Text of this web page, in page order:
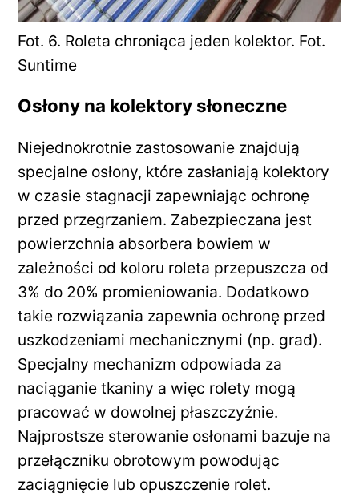
Fot. 6. Roleta chroniąca jeden kolektor. Fot.
Suntime
Osłony na kolektory słoneczne
Niejednokrotnie zastosowanie znajdują
specjalne osłony, które zasłaniają kolektory
w czasie stagnacji zapewniając ochronę
przed przegrzaniem. Zabezpieczana jest
powierzchnia absorbera bowiem w
zależności od koloru roleta przepuszcza od
3% do 20% promieniowania. Dodatkowo
takie rozwiązania zapewnia ochronę przed
uszkodzeniami mechanicznymi (np. grad).
Specjalny mechanizm odpowiada za
naciąganie tkaniny a więc rolety mogą
pracować w dowolnej płaszczyźnie.
Najprostsze sterowanie osłonami bazuje na
przełączniku obrotowym powodując
zaciągnięcie lub opuszczenie rolet.